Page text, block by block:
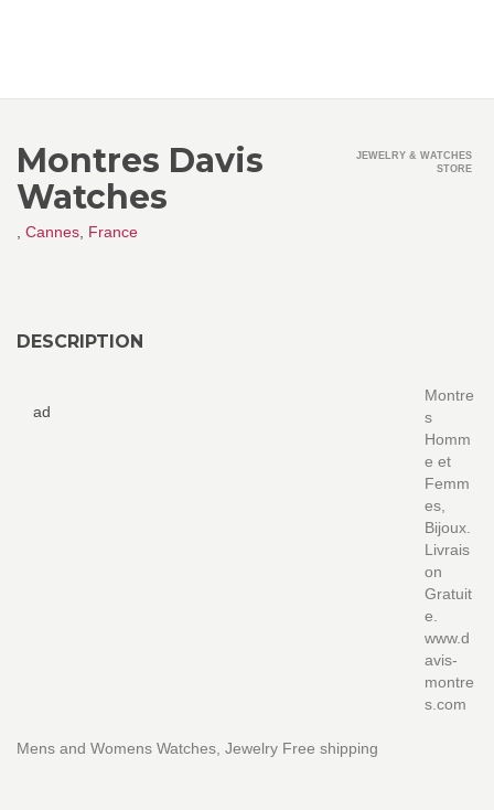
Montres Davis
Watches
Cannes France
JEWELRY & WATCHES
STORE
DESCRIPTION
ad
Montre
s
Homm
e et
Femm
es,
Bijoux.
Livrais
on
Gratuit
e.
www.d
avis-
montre
s.com
Mens and Womens Watches, Jewelry Free shipping